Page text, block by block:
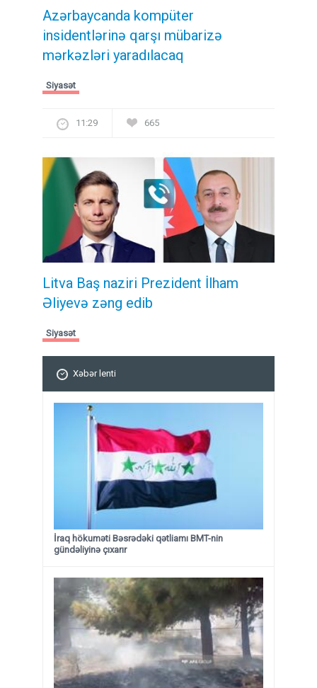
Azərbaycanda kompüter
insidentlərinə qarşı mübarizə
mərkəzləri yaradılacaq
Siyasət
11:29 665
Litva Baş naziri Prezident İlham
Əliyevə zəng edib
Siyasət
Xəbər lenti
İraq hökuməti Bəsrədəki qətliamı BMT-nin
gündəliyinə çıxarır